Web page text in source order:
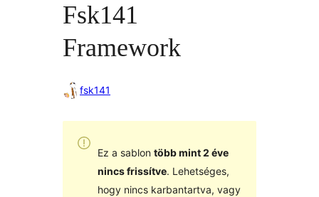
Fsk141
Framework
fsk141
Ez a sablon több mint 2 éve
nincs frissítve. Lehetséges,
hogy nincs karbantartva, vagy